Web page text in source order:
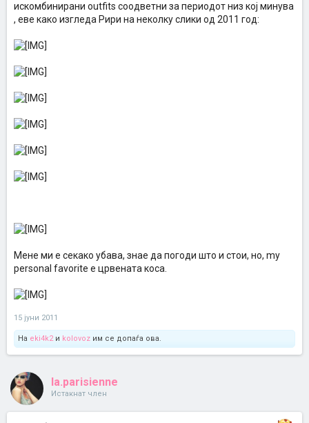
искомбинирани outfits соодветни за периодот низ кој минува
, eве како изгледа Рири на неколку слики од 2011 год:
Мене ми е секако убава, знае да погоди што и стои, но, my
personal favorite е црвената коса.
15 јуни 2011
На eki4k2и kolovoz им се допаѓа ова.
la.parisienne
Истакнат член